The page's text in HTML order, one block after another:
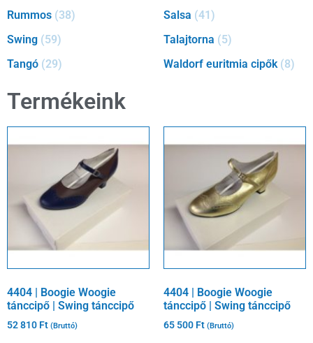
Rummos (38) Salsa (41)
Swing (59) Talajtorna (5)
Tangó (29) Waldorf euritmia cipők (8)
Termékeink
4404 | Boogie Woogie
tánccipő | Swing tánccipő
52 810 Ft (Bruttó)
4404 | Boogie Woogie
tánccipő | Swing tánccipő
65 500 Ft (Bruttó)